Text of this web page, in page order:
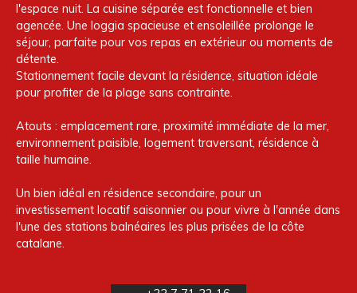
l'espace nuit. La cuisine séparée est fonctionnelle et bien
agencée. Une loggia spacieuse et ensoleillée prolonge le
séjour, parfaite pour vos repas en extérieur ou moments de
détente.
Stationnement facile devant la résidence, situation idéale
pour profiter de la plage sans contrainte.
Atouts : emplacement rare, proximité immédiate de la mer,
environnement paisible, logement traversant, résidence à
taille humaine.
Un bien idéal en résidence secondaire, pour un
investissement locatif saisonnier ou pour vivre à l'année dans
l'une des stations balnéaires les plus prisées de la côte
catalane.